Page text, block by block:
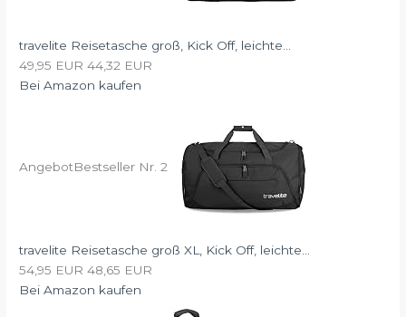
travelite Reisetasche groß, Kick Off, leichte...
49,95 EUR 44,32 EUR
Bei Amazon kaufen
AngebotBestseller Nr. 2
travelite Reisetasche groß XL, Kick Off, leichte...
54,95 EUR 48,65 EUR
Bei Amazon kaufen